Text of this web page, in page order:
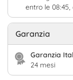
entro le 08:45,
Garanzia
Garanzia
24 mesi